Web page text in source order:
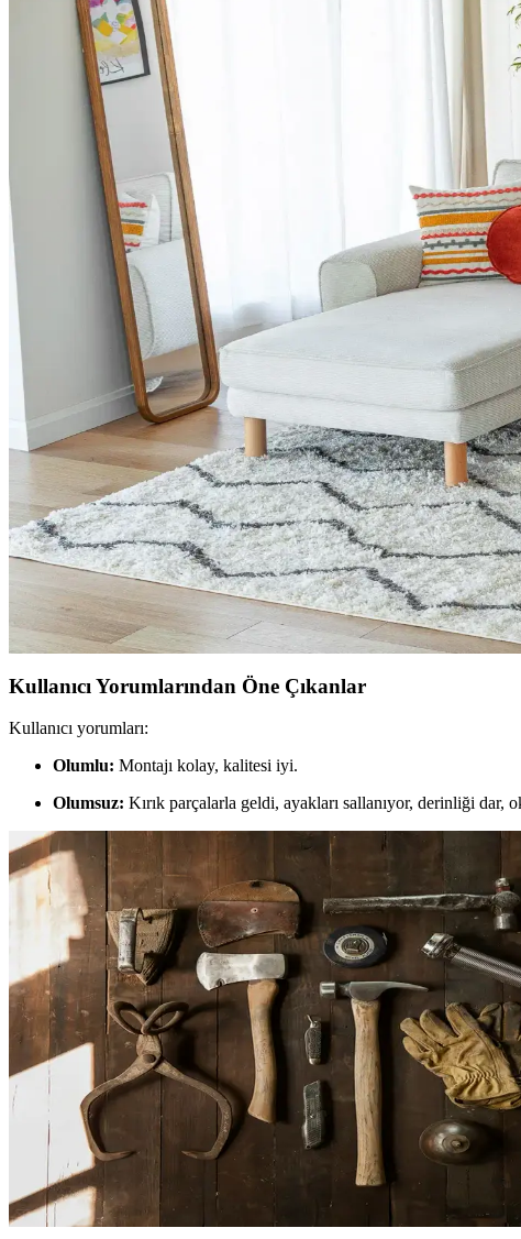
Ev Dekorasyonunda Halı Seçimi: Renk Dengesi ve
Ev dekorasyonunda halı seçimi, renk dengesi ve desen uyumu ile
Salon Duvar Düzenlemesinde Raf Kullanımı ve Estetik
Salon duvarlarında rafların simetrik yerleşimi, aksesuar seçimi ve
Giriş Holü Dekorasyonunda Estetik ve Fonksiyonellik:
Giriş holü dekorasyonunda duvar kağıdı seçimi, mobilya düzeni ve
ABD'de USM Haller Modüler Mobilya Sistemlerine
USM Haller modüler mobilyalarının yüksek fiyatları, ABD'de yerel
maliyetleri ve kullanıcı deneyimleri değerlendiriliyor.
Yeşil Kanepe Dekorasyonunda Renk Uyumu ve
Yeşil kanepe, odanın renk paleti ve mobilya düzeniyle uyum
Küçük Toalet Odası Yenileme: Fonksiyonel ve Estetik
Küçük toalet odasının yenilenmesinde mobilya uyumu, ton sür ton
Küçük Oturma Odalarında Rahat Koltuk Yerleşimi ve
Küçük oturma odalarında rahat koltukların yerleşimi ve
Kullanıcı Yorumlarından Öne Çıkanlar
Kullanıcı yorumları:
Olumlu: Montajı kolay, kalitesi iyi.
Olumsuz: Kırık parçalarla geldi, ayakları sallanıyor, derinliği dar,